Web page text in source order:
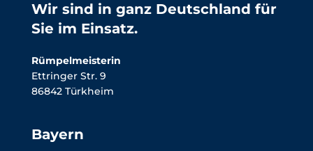
Wir sind in ganz Deutschland für
Sie im Einsatz.
Rümpelmeisterin
Ettringer Str. 9
86842 Türkheim
Bayern